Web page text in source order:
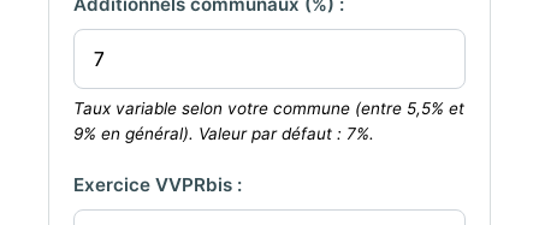
Taux variable selon votre commune (entre 5,5% et
9% en général). Valeur par défaut : 7%.
Exercice VVPRbis :